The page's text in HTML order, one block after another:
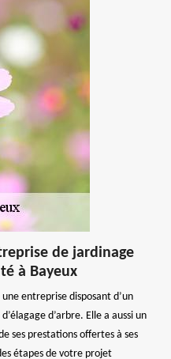
de jardinage
à Bayeux
une entreprise disposant d’un
d’arbre. Elle a aussi un
ses prestations offertes à ses
étapes de votre projet